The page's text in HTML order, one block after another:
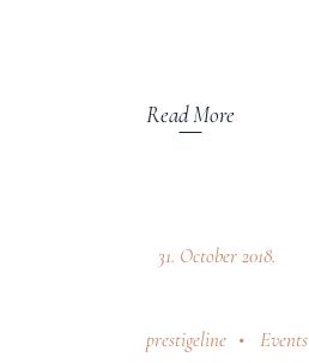
Read More
31. October 2018.
prestigeline Events